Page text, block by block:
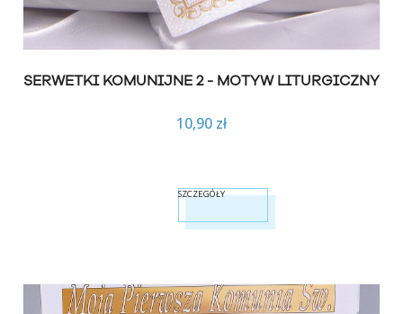
SERWETKI KOMUNIJNE 2 - MOTYW LITURGICZNY
10,90 zł
SZCZEGÓŁY